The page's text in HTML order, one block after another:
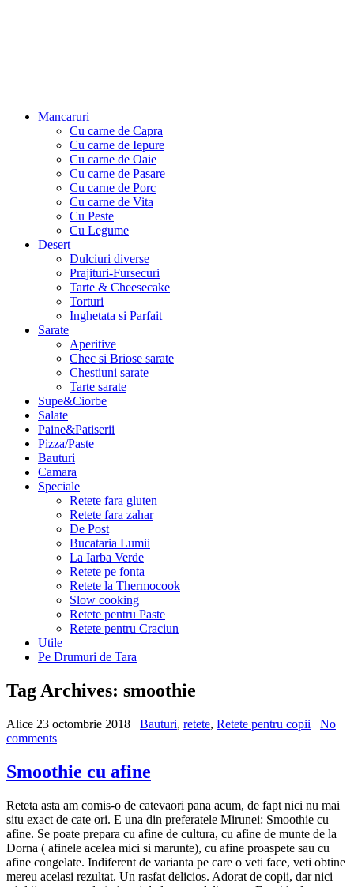
Mancaruri
Cu carne de Capra
Cu carne de Iepure
Cu carne de Oaie
Cu carne de Pasare
Cu carne de Porc
Cu carne de Vita
Cu Peste
Cu Legume
Desert
Dulciuri diverse
Prajituri-Fursecuri
Tarte & Cheesecake
Torturi
Inghetata si Parfait
Sarate
Aperitive
Chec si Briose sarate
Chestiuni sarate
Tarte sarate
Supe&Ciorbe
Salate
Paine&Patiserii
Pizza/Paste
Bauturi
Camara
Speciale
Retete fara gluten
Retete fara zahar
De Post
Bucataria Lumii
La Iarba Verde
Retete pe fonta
Retete la Thermocook
Slow cooking
Retete pentru Paste
Retete pentru Craciun
Utile
Pe Drumuri de Tara
Tag Archives: smoothie
Alice 23 octombrie 2018 Bauturi, retete, Retete pentru copii
No
comments
Smoothie cu afine
Reteta asta am comis-o de catevaori pana acum, de fapt nici nu mai
situ exact de cate ori. E una din preferatele Mirunei: Smoothie cu
afine. Se poate prepara cu afine de cultura, cu afine de munte de la
Dorna ( afinele acelea mici si marunte), cu afine proaspete sau cu
afine congelate. Indiferent de varianta pe care o veti face, veti obtine
mereu acelasi rezultat. Un rasfat delicios. Adorat de copii, dar nici